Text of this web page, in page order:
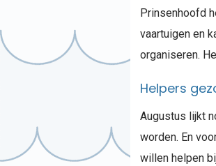
Prinsenhoofd
vaartuigen en
organiseren.
Helpers
Augustus lijkt
worden. En
willen helpen